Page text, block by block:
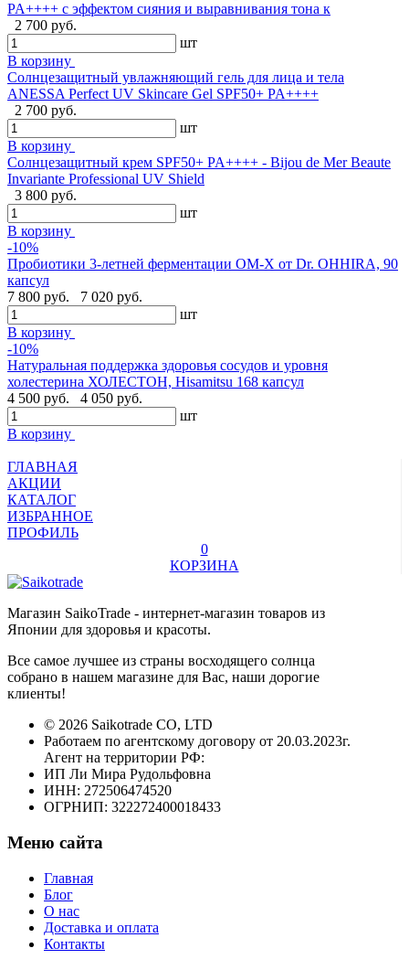
PA++++ с эффектом сияния и выравнивания тона к
2 700 руб.
шт
В корзину
Солнцезащитный увлажняющий гель для лица и тела
ANESSA Perfect UV Skincare Gel SPF50+ PA++++
2 700 руб.
шт
В корзину
Cолнцезащитный крем SPF50+ PA++++ - Bijou de Mer Beaute
Invariante Professional UV Shield
3 800 руб.
шт
В корзину
-10%
Пробиотики 3-летней ферментации OM-X от Dr. OHHIRA, 90
капсул
7 800 руб.
7 020 руб.
шт
В корзину
-10%
Натуральная поддержка здоровья сосудов и уровня
холестерина ХОЛЕСТОН, Hisamitsu 168 капсул
4 500 руб.
4 050 руб.
шт
В корзину
ГЛАВНАЯ
АКЦИИ
КАТАЛОГ
ИЗБРАННОЕ
ПРОФИЛЬ
0
КОРЗИНА
Магазин SaikoTrade - интернет-магазин товаров из
Японии для здоровья и красоты.
Все самое лучшее из страны восходящего солнца
собрано в нашем магазине для Вас, наши дорогие
клиенты!
© 2026 Saikotrade CO, LTD
Работаем по агентскому договору от 20.03.2023г.
Агент на территории РФ:
ИП Ли Мира Рудольфовна
ИНН: 272506474520
ОГРНИП: 322272400018433
Меню сайта
Главная
Блог
О нас
Доставка и оплата
Контакты